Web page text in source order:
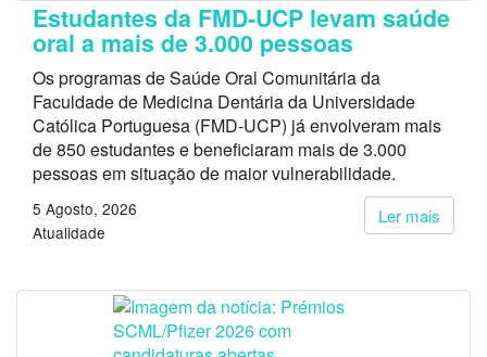
Estudantes da FMD-UCP levam saúde
oral a mais de 3.000 pessoas
Os programas de Saúde Oral Comunitária da
Faculdade de Medicina Dentária da Universidade
Católica Portuguesa (FMD-UCP) já envolveram mais
de 850 estudantes e beneficiaram mais de 3.000
pessoas em situação de maior vulnerabilidade.
Ler mais
5 Agosto, 2026
Atualidade